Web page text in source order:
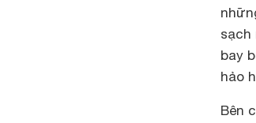
sạch
bay
hảo
Bên